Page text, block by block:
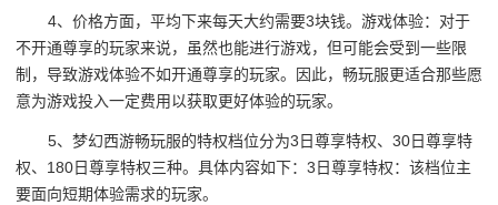
4、价格方面，平均下来每天大约需要3块钱。游戏体验：对于
不开通尊享的玩家来说，虽然也能进行游戏，但可能会受到一些限
制，导致游戏体验不如开通尊享的玩家。因此，畅玩服更适合那些愿
意为游戏投入一定费用以获取更好体验的玩家。
5、梦幻西游畅玩服的特权档位分为3日尊享特权、30日尊享特
权、180日尊享特权三种。具体内容如下：3日尊享特权：该档位主
要面向短期体验需求的玩家。